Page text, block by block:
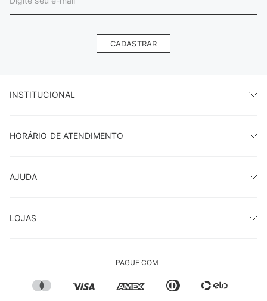
CADASTRAR
INSTITUCIONAL
HORÁRIO DE ATENDIMENTO
AJUDA
LOJAS
PAGUE COM